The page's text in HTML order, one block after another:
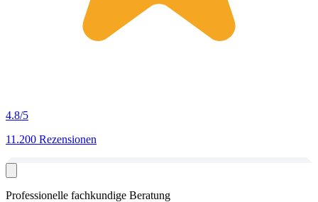
4.8/5
11.200 Rezensionen
Professionelle fachkundige Beratung